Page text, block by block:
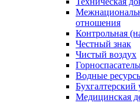
отношения
Контрольная
Честный знак
Чистый воздух
Водные
Бухгалтерский
Медицинская